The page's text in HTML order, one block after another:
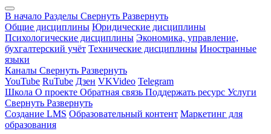
В начало Разделы Свернуть Развернуть
Общие дисциплины Юридические дисциплины
Психологические дисциплины Экономика, управление,
бухгалтерский учёт Технические дисциплины Иностранные
языки
Каналы Свернуть Развернуть
YouTube RuTube Дзен VKVideo Telegram
Школа О проекте Обратная связь Поддержать ресурс Услуги
Свернуть Развернуть
Создание LMS Образовательный контент Маркетинг для
образования